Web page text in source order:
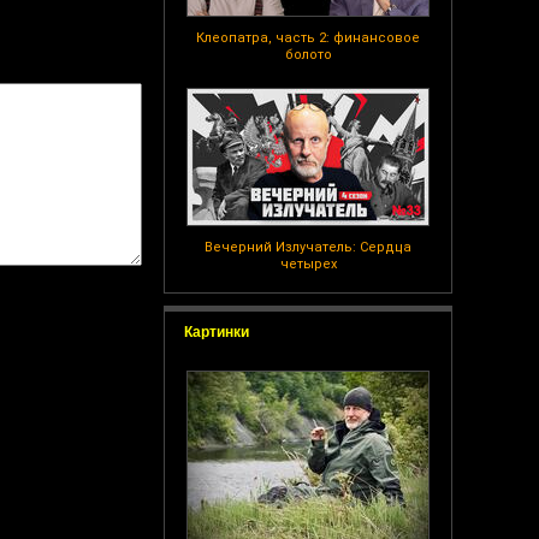
Клеопатра, часть 2: финансовое
болото
Вечерний Излучатель: Сердца
четырех
Картинки